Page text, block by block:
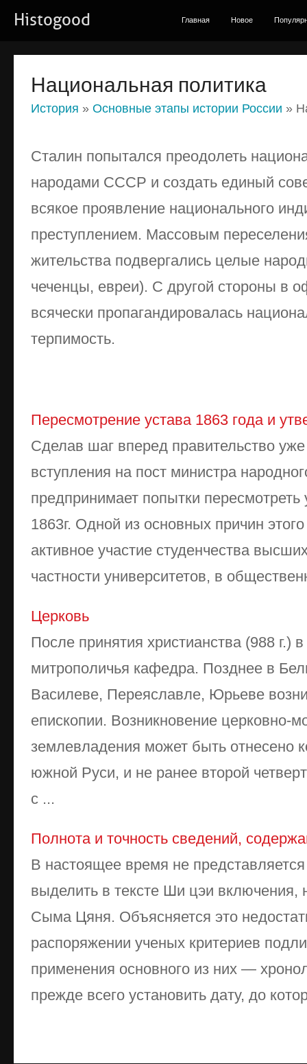
Histogood Главная Новое
Национальная политика
История » Основные этапы истории России »
Сталин попытался преодолеть
народами СССР и создать единый
всякое проявление национального
преступлением. Массовым
жительства подвергались целые
чеченцы, евреи). С другой стороны в
всячески пропагандировалась
терпимость.
Пересмотрение устава 1863 года и
Сделав шаг вперед правительство уже
вступления на пост министра
предпринимает попытки пересмотреть
1863г. Одной из основных причин
активное участие студенчества
частности университетов, в
Церковь
После принятия христианства (988 г.)
митрополичья кафедра. Позднее в
Василеве, Переяславле, Юрьеве
епископии. Возникновение церковно-
землевладения может быть отнесено
южной Руси, и не ранее второй
с ...
Полнота и точность сведений,
В настоящее время не
выделить в тексте Ши цэи включения,
Сыма Цяня. Объясняется это
распоряжении ученых критериев
применения основного из них —
прежде всего установить дату, до